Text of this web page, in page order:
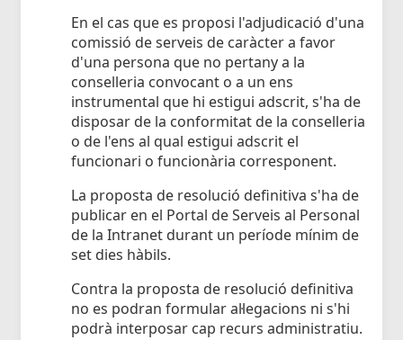
En el cas que es proposi l'adjudicació d'una
comissió de serveis de caràcter a favor
d'una persona que no pertany a la
conselleria convocant o a un ens
instrumental que hi estigui adscrit, s'ha de
disposar de la conformitat de la conselleria
o de l'ens al qual estigui adscrit el
funcionari o funcionària corresponent.
La proposta de resolució definitiva s'ha de
publicar en el Portal de Serveis al Personal
de la Intranet durant un període mínim de
set dies hàbils.
Contra la proposta de resolució definitiva
no es podran formular al·legacions ni s'hi
podrà interposar cap recurs administratiu.